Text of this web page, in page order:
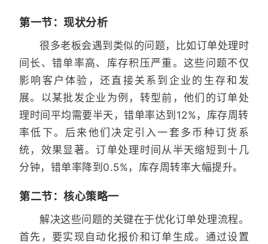
第一节：现状分析
很多老板会遇到类似的问题，比如订单处理时
间长、错单率高、库存积压严重。这些问题不仅
影响客户体验，还直接关系到企业的生存和发
展。以某批发企业为例，转型前，他们的订单处
理时间平均需要半天，错单率达到12%，库存周转
率低下。后来他们决定引入一套多币种订货系
统，效果显著。订单处理时间从半天缩短到十几
分钟，错单率降到0.5%，库存周转率大幅提升。
第二节：核心策略一
解决这些问题的关键在于优化订单处理流程。
首先，要实现自动化报价和订单生成。通过设置